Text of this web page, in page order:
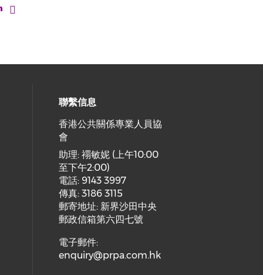
media on facebook (opens in
social media on linkedin (opens
our social media on instagram
聯繫信息
香港公共關係專業人員協
會
助理: 禤敏妮 (上午10:00
至下午2:00)
電話: 9143 3997
傳真: 3186 3115
郵寄地址: 新界沙田中央
郵政信箱第六四七號
電子郵件:
enquiry@prpa.com.hk